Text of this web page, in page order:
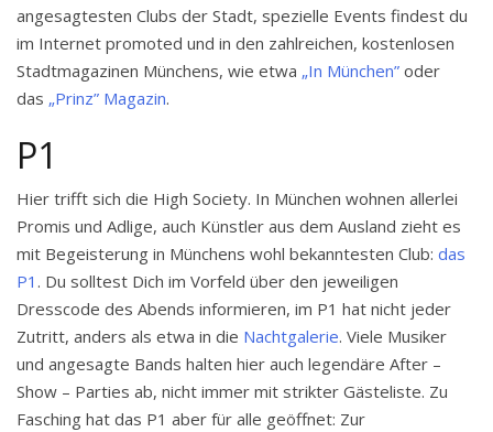
angesagtesten Clubs der Stadt, spezielle Events findest du
im Internet promoted und in den zahlreichen, kostenlosen
Stadtmagazinen Münchens, wie etwa „In München” oder
das „Prinz” Magazin.
P1
Hier trifft sich die High Society. In München wohnen allerlei
Promis und Adlige, auch Künstler aus dem Ausland zieht es
mit Begeisterung in Münchens wohl bekanntesten Club: das
P1 . Du solltest Dich im Vorfeld über den jeweiligen
Dresscode des Abends informieren, im P1 hat nicht jeder
Zutritt, anders als etwa in die Nachtgalerie. Viele Musiker
und angesagte Bands halten hier auch legendäre After –
Show – Parties ab, nicht immer mit strikter Gästeliste. Zu
Fasching hat das P1 aber für alle geöffnet: Zur